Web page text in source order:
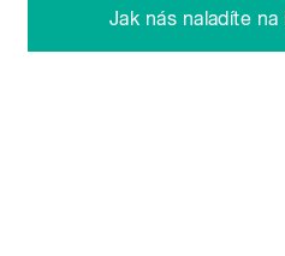
Jak nás naladíte na